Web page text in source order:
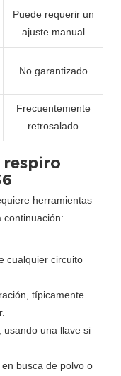
Puede requerir un
ajuste manual
No garantizado
Frecuentemente
retrosalado
herramientas
continuación:
cualquier circuito
típicamente
usando una llave si
busca de polvo o